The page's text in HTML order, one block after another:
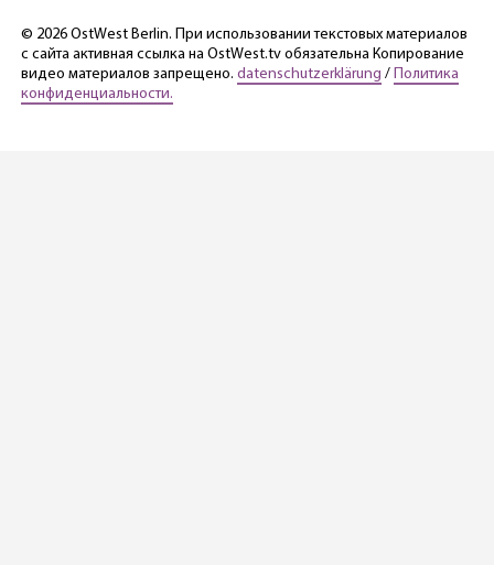
© 2026 OstWest Berlin. При использовании текстовых материалов
с сайта активная ссылка на OstWest.tv обязательна Копирование
видео материалов запрещено. datenschutzerklärung / Политика
конфиденциальности.